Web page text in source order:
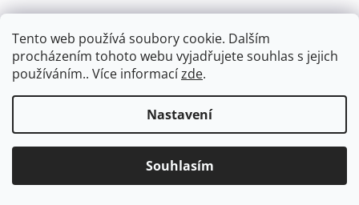
Tento web používá soubory cookie. Dalším
procházením tohoto webu vyjadřujete souhlas s jejich
používáním.. Více informacízde.
Nastavení
Souhlasím
Ideál krásy podle sociálních sítí
Vznik sociálních sítí před mnoha lety byl spojen s ovacemi
a nadšením jakým pomocníkem budou nejen pro
komunikaci na dálku, ale také pro udržování vztahů,